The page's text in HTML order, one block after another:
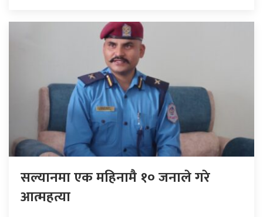
सल्यानमा एक महिनामै १० जनाले गरे
आत्महत्या